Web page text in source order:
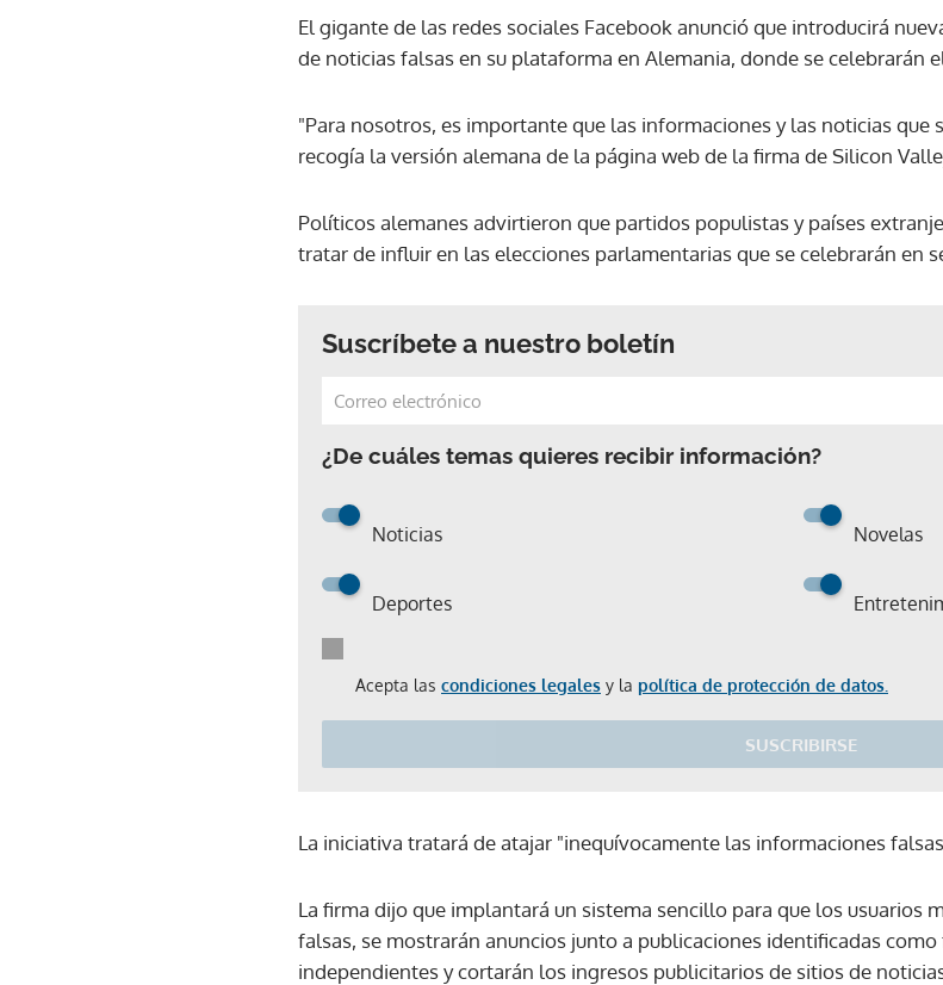
El gigante de las redes sociales Facebook anunció que introducirá
de noticias falsas en su plataforma en Alemania, donde se celebrarán
"Para nosotros, es importante que las informaciones y las noticias que
recogía la versión alemana de la página web de la firma de Silicon
Políticos alemanes advirtieron que partidos populistas y países
tratar de influir en las elecciones parlamentarias que se celebrarán en
Suscríbete a nuestro boletín
¿De cuáles temas quieres recibir información?
Noticias Novelas
Deportes
Acepta las condiciones legales y la política de protección de datos.
SUSCRIBIRSE
La iniciativa tratará de atajar "inequívocamente las informaciones
La firma dijo que implantará un sistema sencillo para que los usuarios
falsas, se mostrarán anuncios junto a publicaciones identificadas
independientes y cortarán los ingresos publicitarios de sitios de